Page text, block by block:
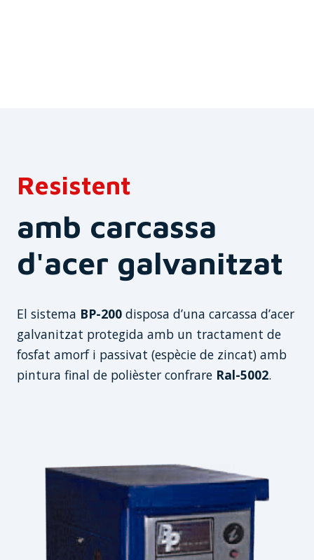
Resistent
amb carcassa
d'acer galvanitzat
El sistema BP-200 disposa d’una carcassa d’acer
galvanitzat protegida amb un tractament de
fosfat amorf i passivat (espècie de zincat) amb
pintura final de polièster confrare Ral-5002.